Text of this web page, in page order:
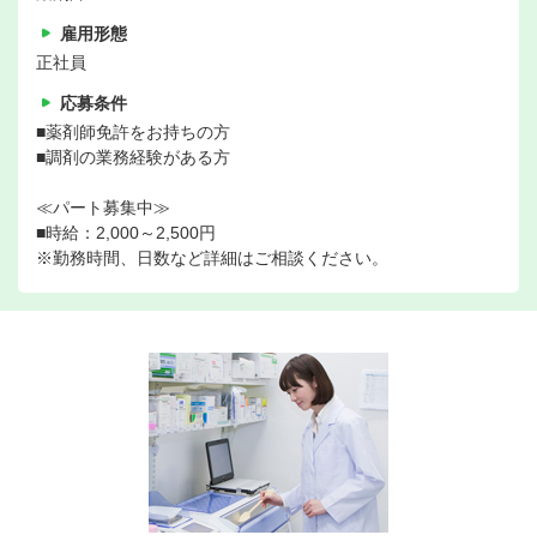
雇用形態
正社員
応募条件
■薬剤師免許をお持ちの方
■調剤の業務経験がある方
≪パート募集中≫
■時給：2,000～2,500円
※勤務時間、日数など詳細はご相談ください。